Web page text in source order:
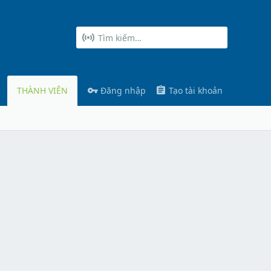
THÀNH VIÊN Đăng nhập Tạo tài khoản